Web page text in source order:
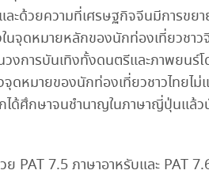
ด้วยความที่เศรษฐกิจจีนมีการขยา
จุดหมายหลักของนักท่องเที่ยวชาว
การบันเทิงทั้งดนตรีและภาพยนร์
ดหมายของนักท่องเที่ยวชาวไทยไ
กษาจนชำนาญในภาษาญี่ปุ่นแล้วนั้
7.5 ภาษาอาหรับและ PAT